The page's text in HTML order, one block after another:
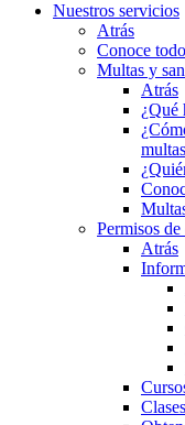
Nuestros servicios
Atrás
Conoce
Multas y
Atrás
¿Qué
Permisos
Atrás